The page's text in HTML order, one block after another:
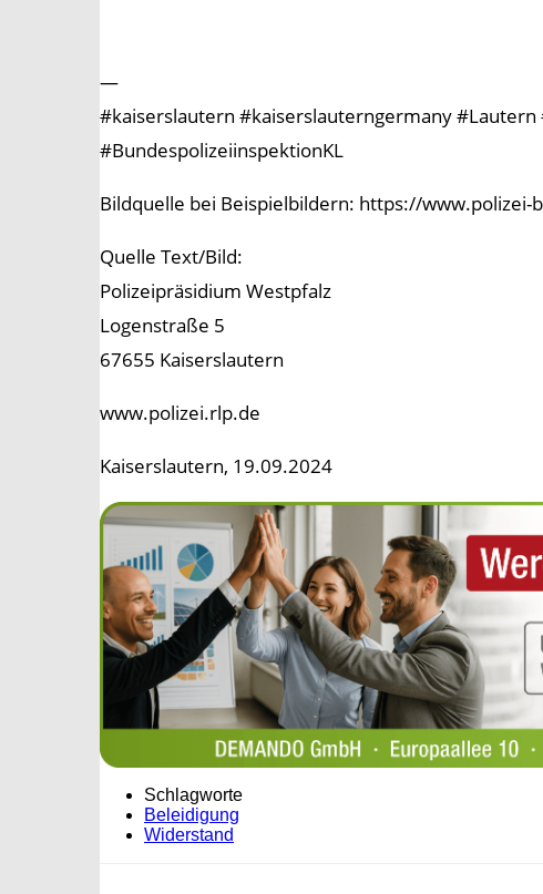
—
#kaiserslautern #kaiserslauterngermany
#BundespolizeiinspektionKL
Bildquelle bei Beispielbildern: https://
Quelle Text/Bild:
Polizeipräsidium Westpfalz
Logenstraße 5
67655 Kaiserslautern
www.polizei.rlp.de
Kaiserslautern, 19.09.2024
Schlagworte
Beleidigung
Widerstand